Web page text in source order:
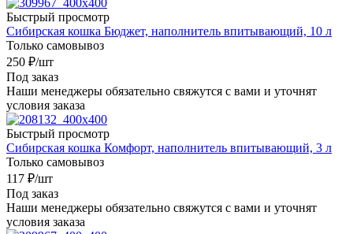
Быстрый просмотр
Сибирская кошка Бюджет, наполнитель впитывающий, 10 л
Только самовывоз
250 ₽/шт
Под заказ
Наши менеджеры обязательно свяжутся с вами и уточнят
условия заказа
Быстрый просмотр
Сибирская кошка Комфорт, наполнитель впитывающий, 3 л
Только самовывоз
117 ₽/шт
Под заказ
Наши менеджеры обязательно свяжутся с вами и уточнят
условия заказа